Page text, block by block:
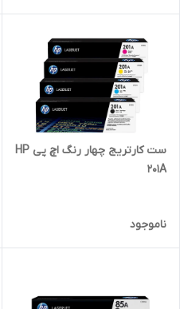
ست کارتریج چهار رنگ اچ پی HP
201A
ناموجود